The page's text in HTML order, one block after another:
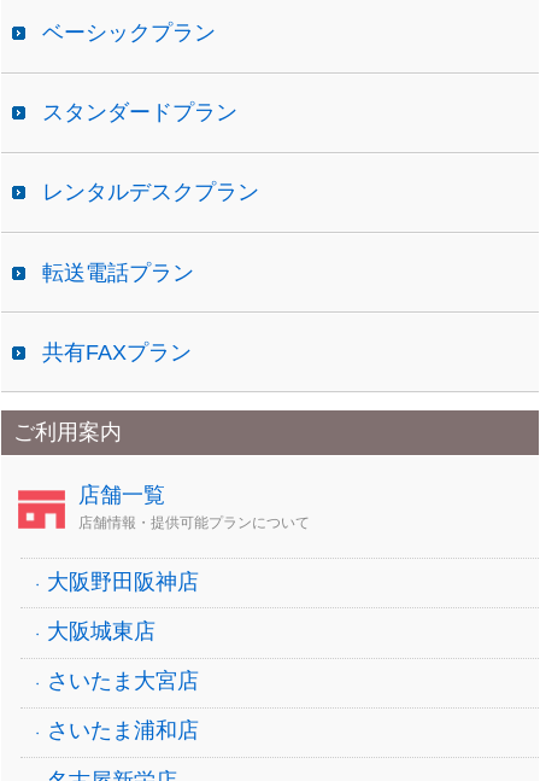
ベーシックプラン
スタンダードプラン
レンタルデスクプラン
転送電話プラン
共有FAXプラン
ご利用案内
店舗一覧
店舗情報・提供可能プランについて
大阪野田阪神店
大阪城東店
さいたま大宮店
さいたま浦和店